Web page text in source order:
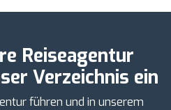
Reiseagentur
Verzeichnis ein
führen und in unserem